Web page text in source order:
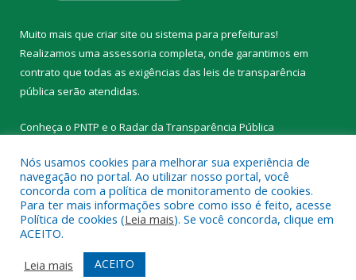
Muito mais que criar site ou sistema para prefeituras!
Realizamos uma assessoria completa, onde garantimos em
contrato que todas as exigências das leis de transparência
pública serão atendidas.
Conheça o PNTP e o Radar da Transparência Pública
Todos os direitos reservados a Prefeitura Municipal de Novo
Progresso.
Mapa do Site
Acessar Área Administrativa
Nós usamos cookies para melhorar sua experiência de
navegação no portal. Ao utilizar nosso portal, você
concorda com a política de monitoramento de cookies.
Para ter mais informações sobre como isso é feito, acesse
Política de cookies (Leia mais). Se você concorda, clique em
ACEITO.
Leia mais
ACEITO